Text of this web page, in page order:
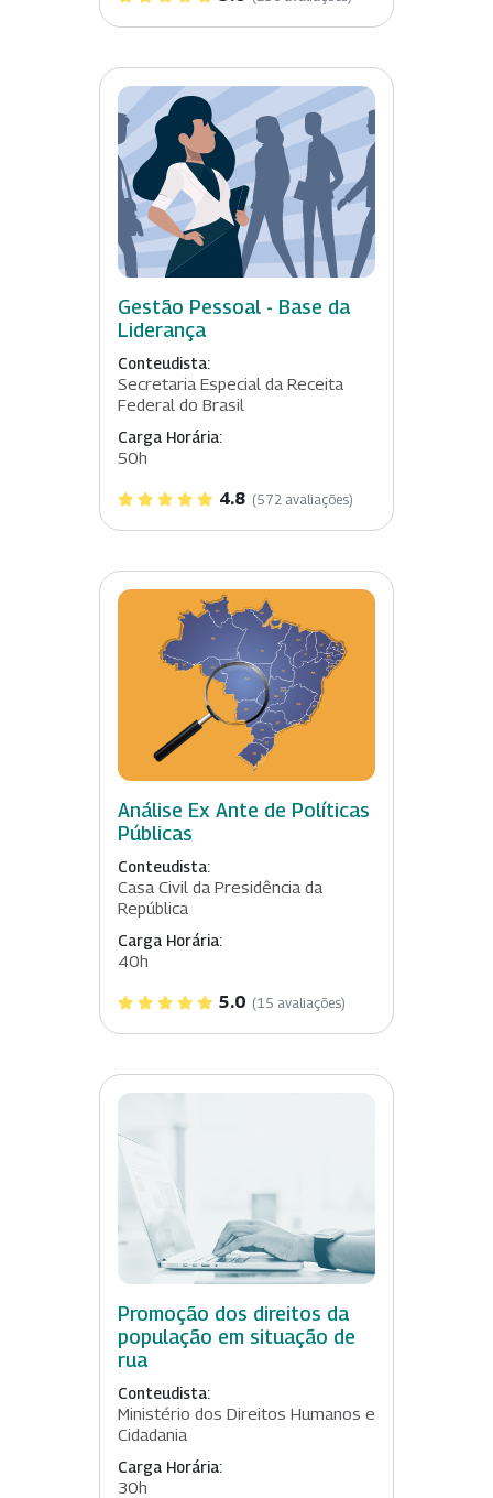
Gestão Pessoal - Base da
Liderança
Conteudista:
Secretaria Especial da Receita
Federal do Brasil
Carga Horária:
50h
4.8 (572 avaliações)
Análise Ex Ante de Políticas
Públicas
Conteudista:
Casa Civil da Presidência da
República
Carga Horária:
40h
5.0 (15 avaliações)
Promoção dos direitos da
população em situação de
rua
Conteudista:
Ministério dos Direitos Humanos e
Cidadania
Carga Horária:
30h